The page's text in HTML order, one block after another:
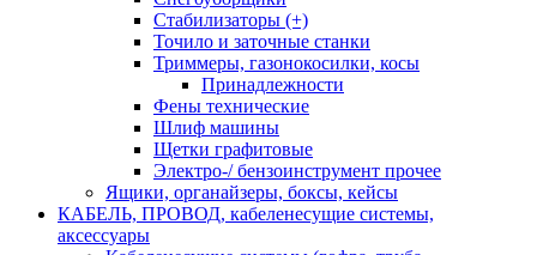
Стабилизаторы (+)
Точило и заточные станки
Триммеры, газонокосилки, косы
Принадлежности
Фены технические
Шлиф машины
Щетки графитовые
Электро-/ бензоинструмент прочее
Ящики, органайзеры, боксы, кейсы
КАБЕЛЬ, ПРОВОД, кабеленесущие системы,
аксессуары